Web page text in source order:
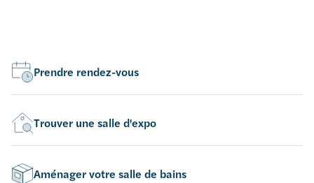
Prendre rendez-vous
Trouver une salle d'expo
Aménager votre salle de bains